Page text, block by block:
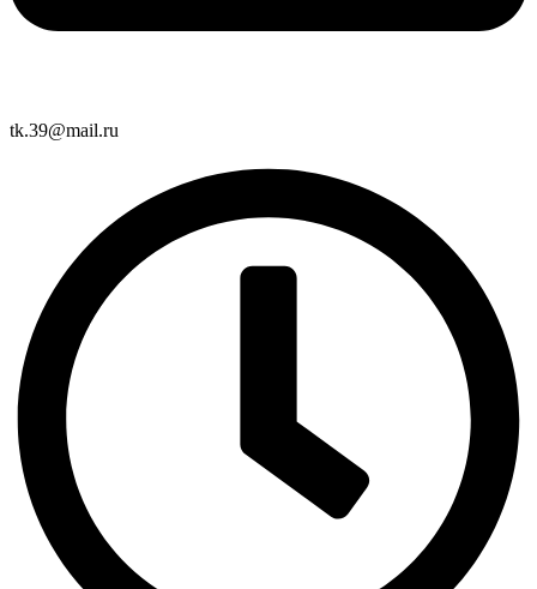
tk.39@mail.ru